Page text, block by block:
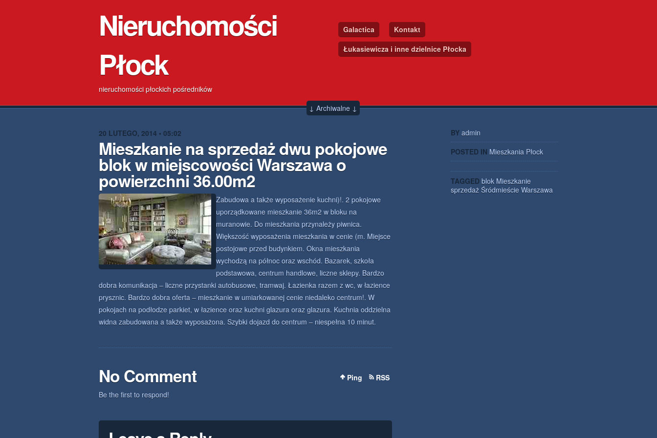
Nieruchomości
Płock
nieruchomości płockich pośredników
Galactica
Kontakt
Łukasiewicza i inne dzielnice Płocka
↓ Archiwalne ↓
20 LUTEGO, 2014 • 05:02
Mieszkanie na sprzedaż dwu pokojowe
blok w miejscowości Warszawa o
powierzchni 36.00m2
Zabudowa a także wyposażenie kuchni)!. 2 pokojowe
uporządkowane mieszkanie 36m2 w bloku na
muranowie. Do mieszkania przynależy piwnica.
Większość wyposażenia mieszkania w cenie (m. Miejsce
postojowe przed budynkiem. Okna mieszkania
wychodzą na północ oraz wschód. Bazarek, szkoła
podstawowa, centrum handlowe, liczne sklepy. Bardzo
dobra komunikacja – liczne przystanki autobusowe, tramwaj. Łazienka razem z wc, w łazience
prysznic. Bardzo dobra oferta – mieszkanie w umiarkowanej cenie niedaleko centrum!. W
pokojach na podłodze parkiet, w łazience oraz kuchni glazura oraz glazura. Kuchnia oddzielna
widna zabudowana a także wyposażona. Szybki dojazd do centrum – niespełna 10 minut.
No Comment Ping
RSS
Be the first to respond!
BY admin
POSTED IN Mieszkania Płock
TAGGED blok Mieszkanie
sprzedaż Śródmieście Warszawa